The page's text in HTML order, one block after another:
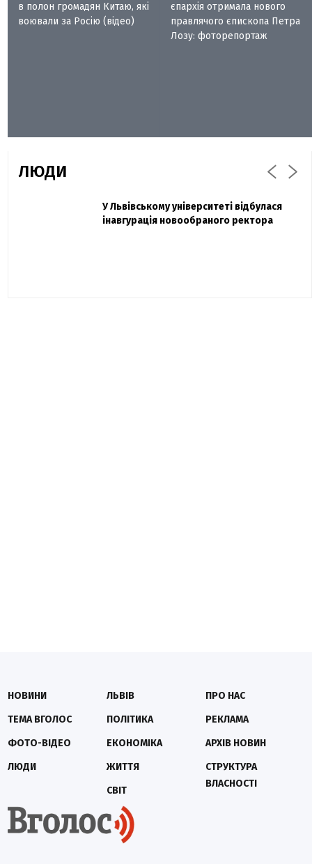
в полон громадян Китаю, які
воювали за Росію (відео)
єпархія отримала нового
правлячого єпископа Петра
Лозу: фоторепортаж
ЛЮДИ
Павло Дак
«Час не лікує, лише притуплює біль»:
Захисник "Азовсталі" Діанов вдруге
одружився та показав фото з весілля
У Львівському університеті відбулася
інавгурація новообраного ректора
НОВИНИ
ТЕМА ВГОЛОС
ФОТО-ВІДЕО
ЛЮДИ
ЛЬВІВ
ПОЛІТИКА
ЕКОНОМІКА
ЖИТТЯ
СВІТ
ПРО НАС
РЕКЛАМА
АРХІВ НОВИН
СТРУКТУРА
ВЛАСНОСТІ